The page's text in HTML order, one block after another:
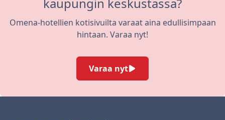
Omena-hotellien kotisivuilta varaat aina edullisimpaan
hintaan. Varaa nyt!
Varaa nyt